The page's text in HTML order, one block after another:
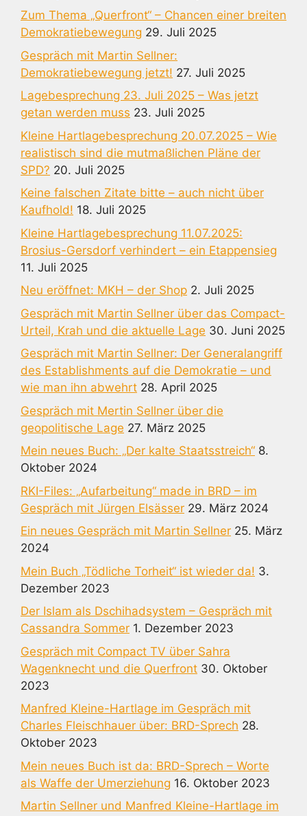
Zum Thema „Querfront“ – Chancen einer breiten
Demokratiebewegung 29. Juli 2025
Gespräch mit Martin Sellner:
Demokratiebewegung jetzt! 27. Juli 2025
Lagebesprechung 23. Juli 2025 – Was jetzt
getan werden muss 23. Juli 2025
Kleine Hartlagebesprechung 20.07.2025 – Wie
realistisch sind die mutmaßlichen Pläne der
SPD? 20. Juli 2025
Keine falschen Zitate bitte – auch nicht über
Kaufhold! 18. Juli 2025
Kleine Hartlagebesprechung 11.07.2025:
Brosius-Gersdorf verhindert – ein Etappensieg
11. Juli 2025
Neu eröffnet: MKH – der Shop 2. Juli 2025
Gespräch mit Martin Sellner über das Compact-
Urteil, Krah und die aktuelle Lage 30. Juni 2025
Gespräch mit Martin Sellner: Der Generalangriff
des Establishments auf die Demokratie – und
wie man ihn abwehrt 28. April 2025
Gespräch mit Mertin Sellner über die
geopolitische Lage 27. März 2025
Mein neues Buch: „Der kalte Staatsstreich“ 8.
Oktober 2024
RKI-Files: „Aufarbeitung“ made in BRD – im
Gespräch mit Jürgen Elsässer 29. März 2024
Ein neues Gespräch mit Martin Sellner 25. März
2024
Mein Buch „Tödliche Torheit“ ist wieder da! 3.
Dezember 2023
Der Islam als Dschihadsystem – Gespräch mit
Cassandra Sommer 1. Dezember 2023
Gespräch mit Compact TV über Sahra
Wagenknecht und die Querfront 30. Oktober
2023
Manfred Kleine-Hartlage im Gespräch mit
Charles Fleischhauer über: BRD-Sprech 28.
Oktober 2023
Mein neues Buch ist da: BRD-Sprech – Worte
als Waffe der Umerziehung 16. Oktober 2023
Martin Sellner und Manfred Kleine-Hartlage im